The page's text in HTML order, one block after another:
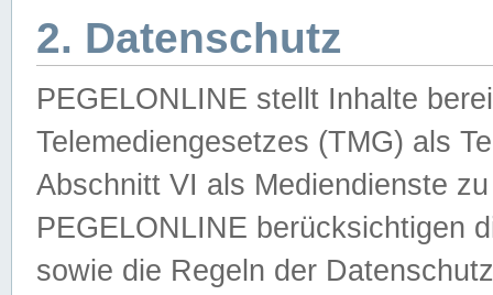
2. Datenschutz
PEGELONLINE stellt Inhalte
Telemediengesetzes (TMG) als
Abschnitt VI als Mediendienste
PEGELONLINE berücksichtigen
sowie die Regeln der